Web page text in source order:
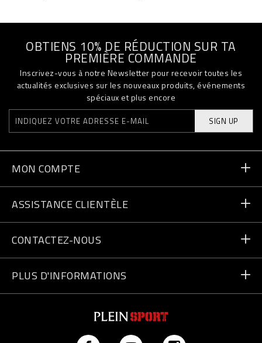
OBTIENS 10% DE RÉDUCTION SUR TA
PREMIÈRE COMMANDE
Inscrivez-vous à notre Newsletter pour recevoir toutes les
actualités exclusives sur les nouveaux produits, événements
spéciaux et plus encore
SIGN UP
MON COMPTE
ASSISTANCE CLIENTÈLE
Expédition
Guide des tailles
CONTACTEZ-NOUS
vip@pleinsport.com
PLUS D'INFORMATIONS
Lutte anti-contrefaçons